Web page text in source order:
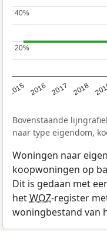
2015 2016 2017 2018
20%
20%
40%
40%
Bovenstaande
naar type eigendom,
Woningen naar
koopwoningen op
Dit is gedaan met
hetWOZ-register
woningbestand van